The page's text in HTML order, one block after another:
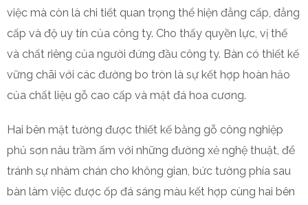
việc mà còn là chi tiết quan trọng thể hiện đẳng cấp, đẳng
cấp và độ uy tín của công ty. Cho thấy quyền lực, vị thế
và chất riêng của người đứng đầu công ty. Bàn có thiết kế
vững chãi với các đường bo tròn là sự kết hợp hoàn hảo
của chất liệu gỗ cao cấp và mặt đá hoa cương.
Hai bên mặt tường được thiết kế bằng gỗ công nghiệp
phủ sơn nâu trầm ấm với những đường xẻ nghệ thuật, để
tránh sự nhàm chán cho không gian, bức tường phía sau
bàn làm việc được ốp đá sáng màu kết hợp cùng hai bên